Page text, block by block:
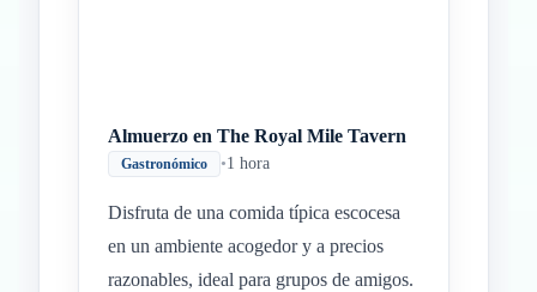
Almuerzo en The Royal Mile Tavern
Gastronómico •1 hora
Disfruta de una comida típica escocesa
en un ambiente acogedor y a precios
razonables, ideal para grupos de amigos.